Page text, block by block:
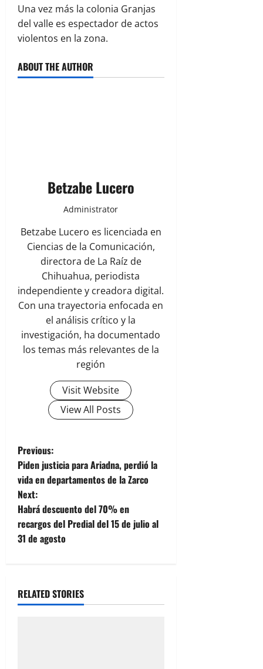
Una vez más la colonia Granjas
del valle es espectador de actos
violentos en la zona.
ABOUT THE AUTHOR
Betzabe Lucero
Administrator
Betzabe Lucero es licenciada en
Ciencias de la Comunicación,
directora de La Raíz de
Chihuahua, periodista
independiente y creadora digital.
Con una trayectoria enfocada en
el análisis crítico y la
investigación, ha documentado
los temas más relevantes de la
región
Visit Website
View All Posts
P
o
s
t
v
Previous:
Piden justicia para Ariadna, perdió la
vida en departamentos de la Zarco
Next:
Habrá descuento del 70% en
recargos del Predial del 15 de julio al
31 de agosto
RELATED STORIES